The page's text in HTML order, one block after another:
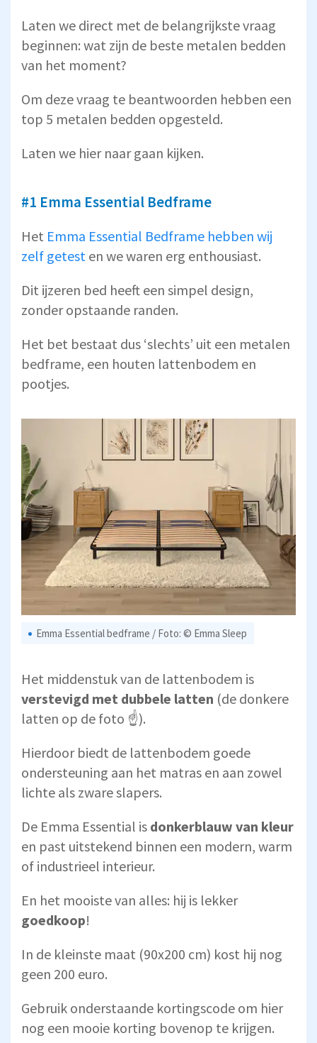
Laten we direct met de belangrijkste vraag
beginnen: wat zijn de beste metalen bedden
van het moment?
Om deze vraag te beantwoorden hebben een
top 5 metalen bedden opgesteld.
Laten we hier naar gaan kijken.
#1 Emma Essential Bedframe
Het Emma Essential Bedframe hebben wij
zelf getest en we waren erg enthousiast.
Dit ijzeren bed heeft een simpel design,
zonder opstaande randen.
Het bet bestaat dus ‘slechts’ uit een metalen
bedframe, een houten lattenbodem en
pootjes.
Emma Essential bedframe / Foto: © Emma Sleep
Het middenstuk van de lattenbodem is
verstevigd met dubbele latten (de donkere
latten op de foto ☝).
Hierdoor biedt de lattenbodem goede
ondersteuning aan het matras en aan zowel
lichte als zware slapers.
De Emma Essential is donkerblauw van kleur
en past uitstekend binnen een modern, warm
of industrieel interieur.
En het mooiste van alles: hij is lekker
goedkoop!
In de kleinste maat (90x200 cm) kost hij nog
geen 200 euro.
Gebruik onderstaande kortingscode om hier
nog een mooie korting bovenop te krijgen.